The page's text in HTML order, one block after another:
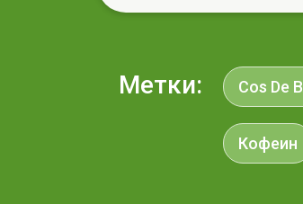
Метки: Cos De
Кофеин